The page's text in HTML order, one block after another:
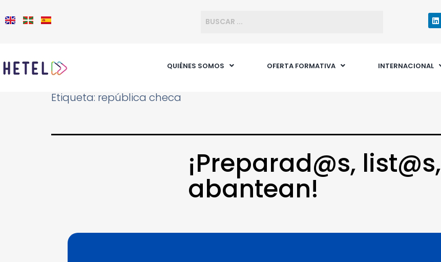
QUIÉNES SOMOS OFERTA FORMATIVA INTERNACIONAL
Etiqueta: república checa
¡Preparad@s, list@s,
abantean!